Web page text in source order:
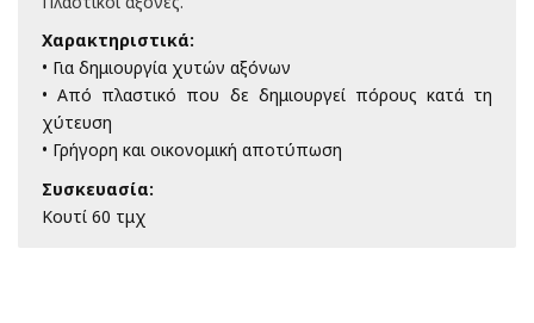
Χαρακτηριστικά:
• Για δημιουργία χυτών αξόνων
• Από πλαστικό που δε δημιουργεί πόρους κατά τη
χύτευση
• Γρήγορη και οικονομική αποτύπωση
Συσκευασία:
Κουτί 60 τμχ